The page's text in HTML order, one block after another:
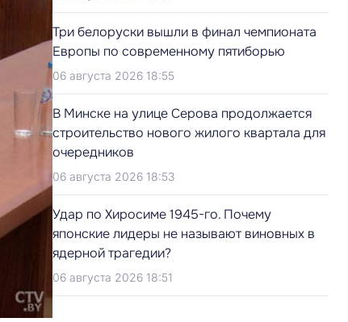
Три белоруски вышли в финал чемпионата
Европы по современному пятиборью
06 августа 2026 18:55
В Минске на улице Серова продолжается
строительство нового жилого квартала для
очередников
06 августа 2026 18:53
Удар по Хиросиме 1945-го. Почему
японские лидеры не называют виновных в
ядерной трагедии?
06 августа 2026 18:51